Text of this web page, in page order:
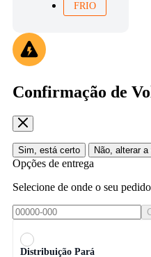
FRIO
Confirmação de
Sim, está certo Não, alterar
Opções de entrega
Selecione de onde o seu
Distribuição Pará